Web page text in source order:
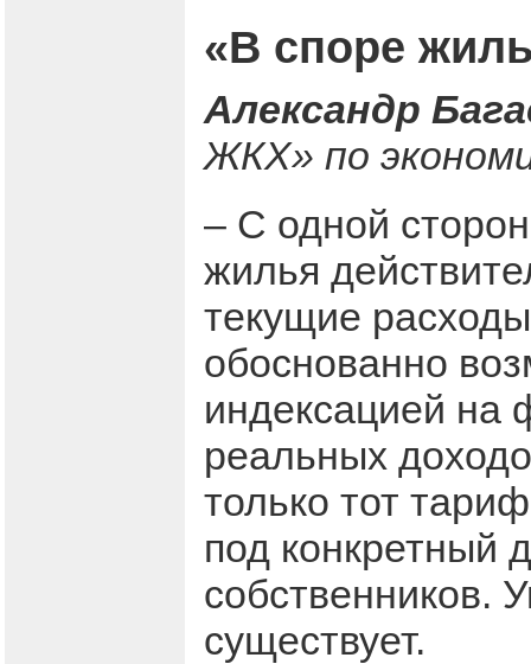
«В споре
Александр
ЖКХ» по
– С одной
жилья
текущие
обоснованно
индексацией на
реальных
только тот
под конкретный
собственников.
существует.